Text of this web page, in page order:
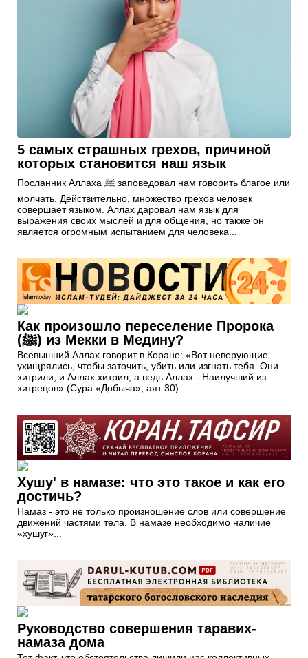
5 самых страшных грехов, причиной
которых становится наш язык
Посланник Аллаха ﷺ заповедовал нам говорить благое или
молчать. Действительно, множество грехов человек
совершает языком. Аллах даровал нам язык для
выражения своих мыслей и для общения, но также он
является огромным испытанием для человека...
Как произошло переселение Пророка
(ﷺ) из Мекки в Медину?
Всевышний Аллах говорит в Коране: «Вот неверующие
ухищрялись, чтобы заточить, убить или изгнать тебя. Они
хитрили, и Аллах хитрил, а ведь Аллах - Наилучший из
хитрецов» (Сура «Добыча», аят 30).
Хушу' в намазе: что это такое и как его
достичь?
Намаз - это не только произношение слов или совершение
движений частями тела. В намазе необходимо наличие
«хушуг»...
Руководство совершения таравих-
намаза дома